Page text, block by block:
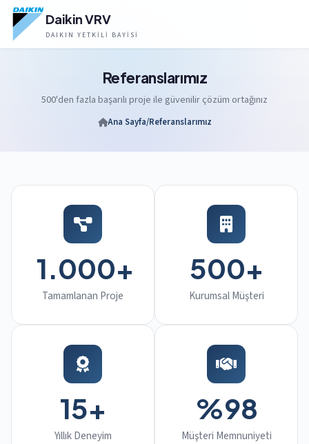
Daikin VRV
DAIKIN YETKILI BAYISI
Referanslarımız
500'den fazla başarılı proje ile güvenilir çözüm ortağınız
Ana Sayfa/Referanslarımız
1.000+
Tamamlanan Proje
500+
Kurumsal Müşteri
15+
Yıllık Deneyim
%98
Müşteri Memnuniyeti